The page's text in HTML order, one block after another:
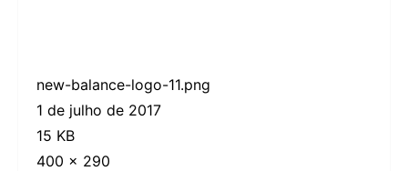
new-balance-logo-11.png
1 de julho de 2017
15 KB
400 × 290